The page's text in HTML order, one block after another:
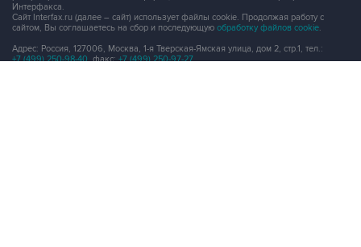
Интерфакса.
Сайт Interfax.ru (далее – сайт) использует файлы cookie. Продолжая работу с
сайтом, Вы соглашаетесь на сбор и последующую обработку файлов cookie.
Адрес: Россия, 127006, Москва, 1-я Тверская-Ямская улица, дом 2, стр.1, тел.:
+7 (499) 250-98-40, факс:+7 (499) 250-97-27